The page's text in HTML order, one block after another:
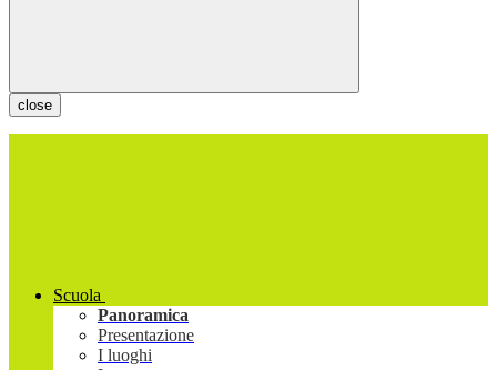
close
Scuola
Panoramica
Presentazione
I luoghi